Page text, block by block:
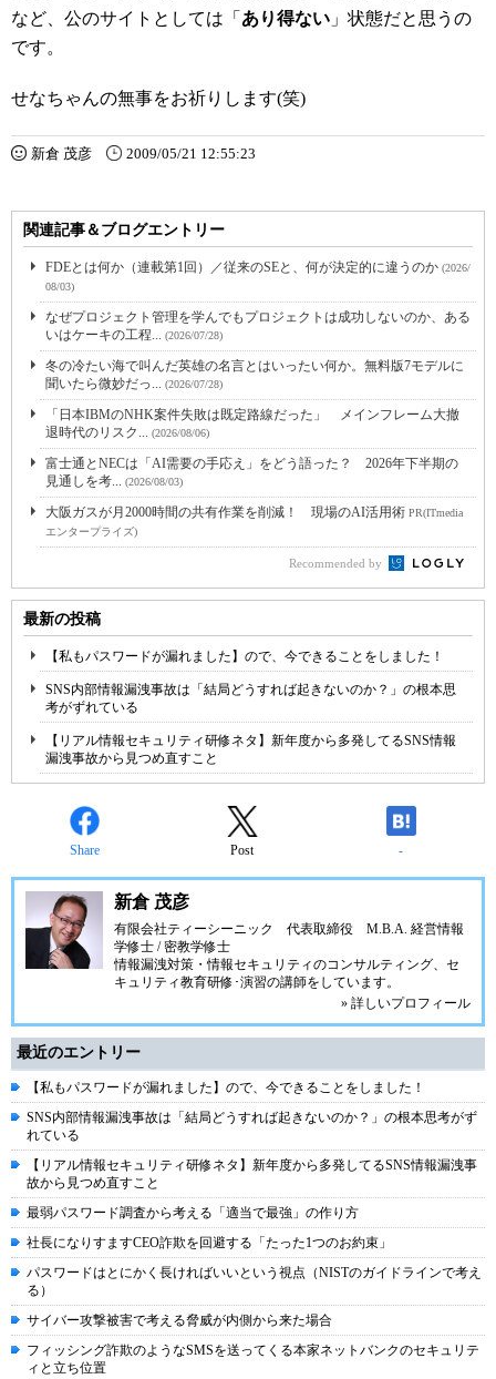
など、公のサイトとしては「 あり得ない 」状態だと思うの
です。
せなちゃんの無事をお祈りします(笑)
新倉 茂彦 2009/05/21 12:55:23
関連記事＆ブログエントリー
FDEとは何か（連載第1回）／従来のSEと、何が決定的に違うのか (2026/
08/03)
なぜプロジェクト管理を学んでもプロジェクトは成功しないのか、ある
いはケーキの工程... (2026/07/28)
冬の冷たい海で叫んだ英雄の名言とはいったい何か。無料版7モデルに
聞いたら微妙だっ... (2026/07/28)
「日本IBMのNHK案件失敗は既定路線だった」 メインフレーム大撤
退時代のリスク... (2026/08/06)
富士通とNECは「AI需要の手応え」をどう語った？ 2026年下半期の
見通しを考... (2026/08/03)
大阪ガスが月2000時間の共有作業を削減！ 現場のAI活用術 PR(ITmedia
エンタープライズ)
Recommended by
最新の投稿
【私もパスワードが漏れました】ので、今できることをしました！
SNS内部情報漏洩事故は「結局どうすれば起きないのか？」の根本思
考がずれている
【リアル情報セキュリティ研修ネタ】新年度から多発してるSNS情報
漏洩事故から見つめ直すこと
Share Post -
新倉 茂彦
有限会社ティーシーニック
代表取締役 M.B.A. 経営情報
学修士 / 密教学修士
情報漏洩対策・情報セキュリティのコンサルティング、セ
キュリティ教育研修･演習の講師をしています。
» 詳しいプロフィール
最近のエントリー
【私もパスワードが漏れました】ので、今できることをしました！
SNS内部情報漏洩事故は「結局どうすれば起きないのか？」の根本思考がず
れている
【リアル情報セキュリティ研修ネタ】新年度から多発してるSNS情報漏洩事
故から見つめ直すこと
最弱パスワード調査から考える「適当で最強」の作り方
社長になりすますCEO詐欺を回避する「たった1つのお約束」
パスワードはとにかく長ければいいという視点（NISTのガイドラインで考え
る）
サイバー攻撃被害で考える脅威が内側から来た場合
フィッシング詐欺のようなSMSを送ってくる本家ネットバンクのセキュリテ
ィと立ち位置